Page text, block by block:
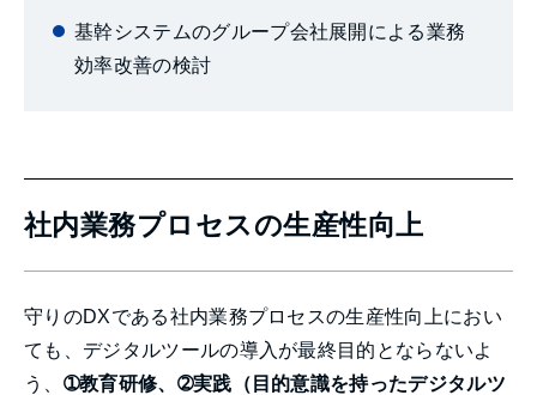
基幹システムのグループ会社展開による業務
効率改善の検討
社内業務プロセスの生産性向上
守りのDXである社内業務プロセスの生産性向上におい
ても、デジタルツールの導入が最終目的とならないよ
う、 ➀教育研修、➁実践（目的意識を持ったデジタルツ